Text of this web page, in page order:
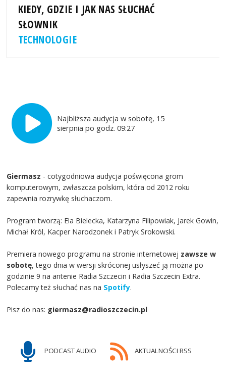
KIEDY, GDZIE I JAK NAS SŁUCHAĆ
SŁOWNIK
TECHNOLOGIE
Najbliższa audycja w sobotę, 15
sierpnia po godz. 09:27
Giermasz - cotygodniowa audycja poświęcona grom
komputerowym, zwłaszcza polskim, która od 2012 roku
zapewnia rozrywkę słuchaczom.
Program tworzą: Ela Bielecka, Katarzyna Filipowiak, Jarek Gowin,
Michał Król, Kacper Narodzonek i Patryk Srokowski.
Premiera nowego programu na stronie internetowej zawsze w
sobotę, tego dnia w wersji skróconej usłyszeć ją można po
godzinie 9 na antenie Radia Szczecin i Radia Szczecin Extra.
Polecamy też słuchać nas na Spotify.
Pisz do nas: giermasz@radioszczecin.pl
PODCAST AUDIO AKTUALNOŚCI RSS